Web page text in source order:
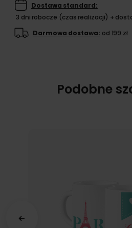
Dostawa standard:
3 dni robocze (czas realizacji) +
Darmowa dostawa: od 199 zł
Podobne